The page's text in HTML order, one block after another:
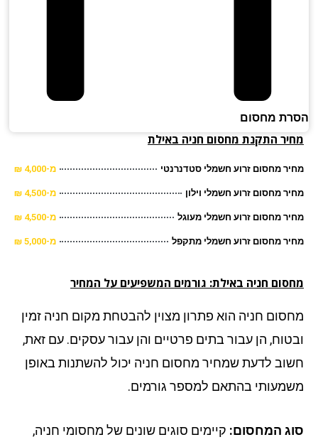
מחסום
התקנת מחסום חניה באילת
מחסום זרוע חשמלי סטדנרנטי מ-4,000 ₪
מחסום זרוע חשמלי וילון מ-4,500 ₪
מחסום זרוע חשמלי מעוגל מ-4,500 ₪
מחסום זרוע חשמלי מתקפל מ-5,000 ₪
חניה באילת: גורמים המשפיעים על המחיר
חניה הוא פתרון מצוין להבטחת מקום חניה זמין
הן עבור בתים פרטיים והן עבור עסקים. עם זאת,
לדעת שמחיר מחסום חניה יכול להשתנות באופן
בהתאם למספר גורמים.
המחסום:קיימים סוגים שונים של מחסומי חניה,